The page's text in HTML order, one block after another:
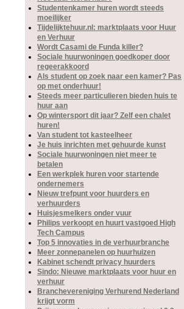
Studentenkamer huren wordt steeds
moeilijker
Tijdelijktehuur.nl: marktplaats voor Huur
en Verhuur
Wordt Casami de Funda killer?
Sociale huurwoningen goedkoper door
regeerakkoord
Als student op zoek naar een kamer? Pas
op met onderhuur!
Steeds meer particulieren bieden huis te
huur aan
Op wintersport dit jaar? Zelf een chalet
huren!
Van student tot kasteelheer
Je huis inrichten met gehuurde kunst
Sociale huurwoningen niet meer te
betalen
Een werkplek huren voor startende
ondernemers
Nieuw trefpunt voor huurders en
verhuurders
Huisjesmelkers onder vuur
Philips verkoopt en huurt vastgoed High
Tech Campus
Top 5 innovaties in de verhuurbranche
Meer zonnepanelen op huurhuizen
Kabinet schendt privacy huurders
Sindo: Nieuwe marktplaats voor huur en
verhuur
Branchevereniging Verhurend Nederland
krijgt vorm